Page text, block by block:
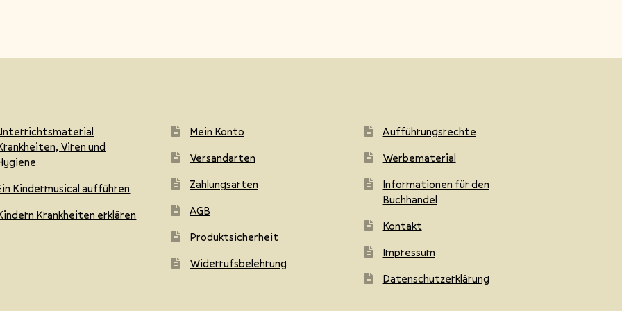
Viren und
Kindermusical aufführen
Krankheiten erklären
Mein Konto
Versandarten
Zahlungsarten
AGB
Produktsicherheit
Widerrufsbelehrung
Aufführungsrechte
Werbematerial
Informationen für den
Buchhandel
Kontakt
Impressum
Datenschutzerklärung